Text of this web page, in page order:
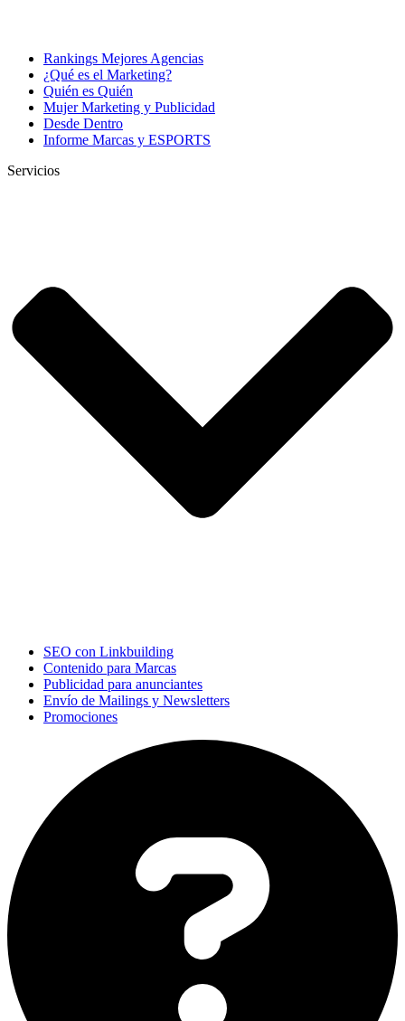
Rankings Mejores Agencias
¿Qué es el Marketing?
Quién es Quién
Mujer Marketing y Publicidad
Desde Dentro
Informe Marcas y ESPORTS
Servicios
SEO con Linkbuilding
Contenido para Marcas
Publicidad para anunciantes
Envío de Mailings y Newsletters
Promociones